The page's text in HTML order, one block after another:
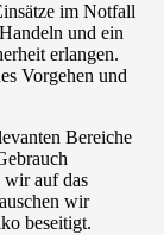
im Notfall
und ein
erlangen.
Vorgehen und
Bereiche
wir auf das
wir
beseitigt.